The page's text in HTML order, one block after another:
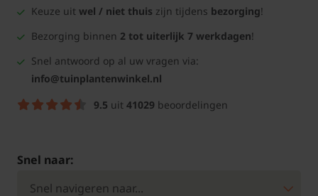
Keuze uit wel / niet thuis zijn tijdens bezorging!
Bezorging binnen 2 tot uiterlijk 7 werkdagen!
Snel antwoord op al uw vragen via:
info@tuinplantenwinkel.nl
9.5 uit 41029 beoordelingen
Snel naar: